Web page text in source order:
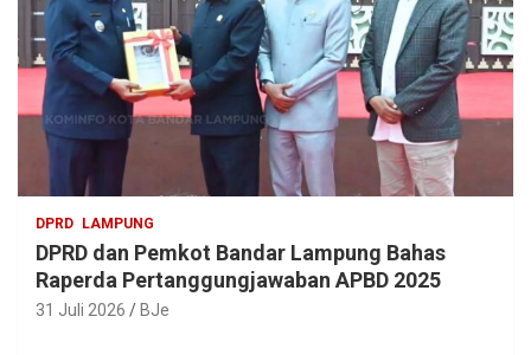
DPRD LAMPUNG
DPRD dan Pemkot Bandar Lampung Bahas
Raperda Pertanggungjawaban APBD 2025
31 Juli 2026 BJe